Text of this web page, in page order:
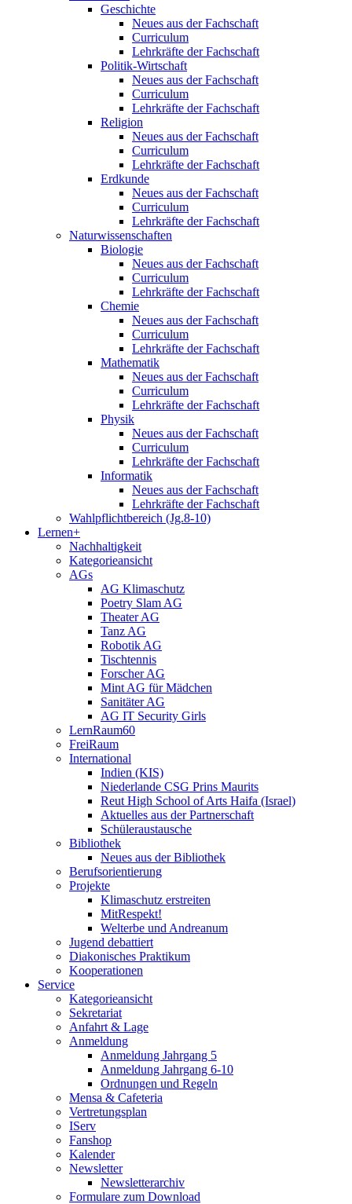
Geschichte
Neues aus der Fachschaft
Curriculum
Lehrkräfte der Fachschaft
Politik-Wirtschaft
Neues aus der Fachschaft
Curriculum
Lehrkräfte der Fachschaft
Religion
Neues aus der Fachschaft
Curriculum
Lehrkräfte der Fachschaft
Erdkunde
Neues aus der Fachschaft
Curriculum
Lehrkräfte der Fachschaft
Naturwissenschaften
Biologie
Neues aus der Fachschaft
Curriculum
Lehrkräfte der Fachschaft
Chemie
Neues aus der Fachschaft
Curriculum
Lehrkräfte der Fachschaft
Mathematik
Neues aus der Fachschaft
Curriculum
Lehrkräfte der Fachschaft
Physik
Neues aus der Fachschaft
Curriculum
Lehrkräfte der Fachschaft
Informatik
Neues aus der Fachschaft
Lehrkräfte der Fachschaft
Wahlpflichtbereich (Jg.8-10)
Lernen+
Nachhaltigkeit
Kategorieansicht
AGs
AG Klimaschutz
Poetry Slam AG
Theater AG
Tanz AG
Robotik AG
Tischtennis
Forscher AG
Mint AG für Mädchen
Sanitäter AG
AG IT Security Girls
LernRaum60
FreiRaum
International
Indien (KIS)
Niederlande CSG Prins Maurits
Reut High School of Arts Haifa (Israel)
Aktuelles aus der Partnerschaft
Schüleraustausche
Bibliothek
Neues aus der Bibliothek
Berufsorientierung
Projekte
Klimaschutz erstreiten
MitRespekt!
Welterbe und Andreanum
Jugend debattiert
Diakonisches Praktikum
Kooperationen
Service
Kategorieansicht
Sekretariat
Anfahrt & Lage
Anmeldung
Anmeldung Jahrgang 5
Anmeldung Jahrgang 6-10
Ordnungen und Regeln
Mensa & Cafeteria
Vertretungsplan
IServ
Fanshop
Kalender
Newsletter
Newsletterarchiv
Formulare zum Download